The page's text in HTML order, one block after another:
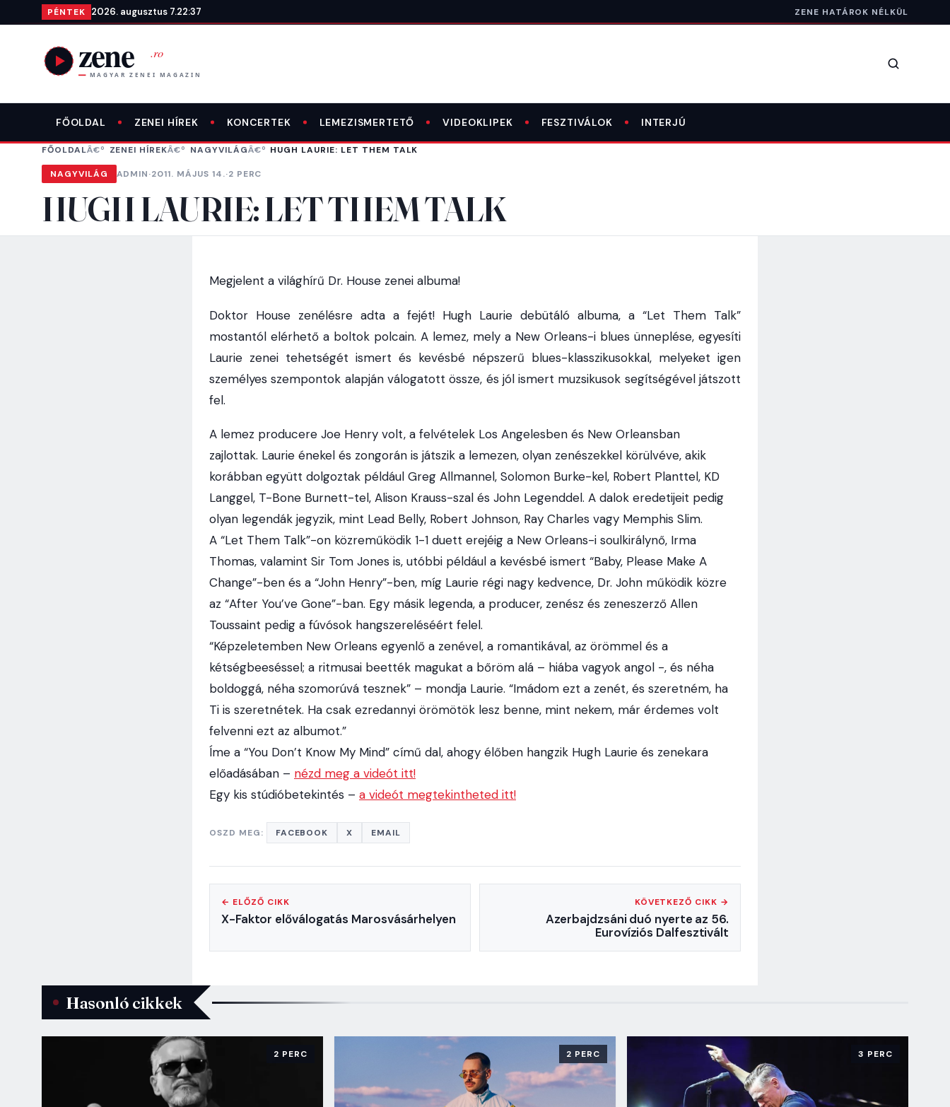
Ugrás a tartalomra
PÉNTEK 2026. augusztus 7.22:37 ZENE HATÁROK NÉLKÜL
Keresés
FŐOLDAL ZENEI HÍREK KONCERTEK LEMEZISMERTETŐ VIDEOKLIPEK FESZTIVÁLOK INTERJÚ
FŐOLDAL ZENEI HÍREK NAGYVILÁG HUGH LAURIE: LET THEM TALK
NAGYVILÁG ADMIN·2011. MÁJUS 14.·2 PERC
HUGH LAURIE: LET THEM TALK
Megjelent a világhírű Dr. House zenei albuma!
Doktor House zenélésre adta a fejét! Hugh Laurie debütáló albuma, a “Let Them Talk”
mostantól elérhető a boltok polcain. A lemez, mely a New Orleans-i blues ünneplése, egyesíti
Laurie zenei tehetségét ismert és kevésbé népszerű blues-klasszikusokkal, melyeket igen
személyes szempontok alapján válogatott össze, és jól ismert muzsikusok segítségével játszott
fel.
A lemez producere Joe Henry volt, a felvételek Los Angelesben és New Orleansban
zajlottak. Laurie énekel és zongorán is játszik a lemezen, olyan zenészekkel körülvéve, akik
korábban együtt dolgoztak például Greg Allmannel, Solomon Burke-kel, Robert Planttel, KD
Langgel, T-Bone Burnett-tel, Alison Krauss-szal és John Legenddel. A dalok eredetijeit pedig
olyan legendák jegyzik, mint Lead Belly, Robert Johnson, Ray Charles vagy Memphis Slim.
A “Let Them Talk”-on közreműködik 1-1 duett erejéig a New Orleans-i soulkirálynő, Irma
Thomas, valamint Sir Tom Jones is, utóbbi például a kevésbé ismert “Baby, Please Make A
Change”-ben és a “John Henry”-ben, míg Laurie régi nagy kedvence, Dr. John működik közre
az “After You’ve Gone”-ban. Egy másik legenda, a producer, zenész és zeneszerző Allen
Toussaint pedig a fúvósok hangszereléséért felel.
“Képzeletemben New Orleans egyenlő a zenével, a romantikával, az örömmel és a
kétségbeeséssel; a ritmusai beették magukat a bőröm alá – hiába vagyok angol -, és néha
boldoggá, néha szomorúvá tesznek” – mondja Laurie. “Imádom ezt a zenét, és szeretném, ha
Ti is szeretnétek. Ha csak ezredannyi örömötök lesz benne, mint nekem, már érdemes volt
felvenni ezt az albumot.”
Íme a “You Don’t Know My Mind” című dal, ahogy élőben hangzik Hugh Laurie és zenekara
előadásában – nézd meg a videót itt!
Egy kis stúdióbetekintés – a videót megtekintheted itt!
OSZD MEG: FACEBOOK X EMAIL
← ELŐZŐ CIKK
X-Faktor előválogatás Marosvásárhelyen
KÖVETKEZŐ CIKK →
Azerbajdzsáni duó nyerte az 56.
Eurovíziós Dalfesztivált
Hasonló cikkek
2 PERC 2 PERC 3 PERC